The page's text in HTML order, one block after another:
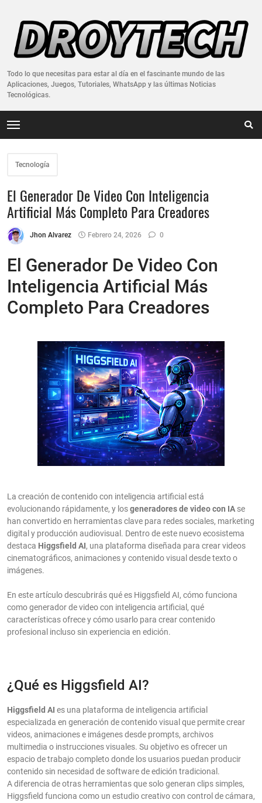
Todo lo que necesitas para estar al día en el fascinante mundo de las
Aplicaciones, Juegos, Tutoriales, WhatsApp y las últimas Noticias
Tecnológicas.
Tecnología
El Generador De Video Con Inteligencia
Artificial Más Completo Para Creadores
Jhon Alvarez Febrero 24, 2026 0
El Generador De Video Con
Inteligencia Artificial Más
Completo Para Creadores
La creación de contenido con inteligencia artificial está
evolucionando rápidamente, y losgeneradores de video con IAse
han convertido en herramientas clave para redes sociales, marketing
digital y producción audiovisual. Dentro de este nuevo ecosistema
destaca Higgsfield AI, una plataforma diseñada para crear videos
cinematográficos, animaciones y contenido visual desde texto o
imágenes.
En este artículo descubrirás qué es Higgsfield AI, cómo funciona
como generador de video con inteligencia artificial, qué
características ofrece y cómo usarlo para crear contenido
profesional incluso sin experiencia en edición.
¿Qué es Higgsfield AI?
Higgsfield AI es una plataforma de inteligencia artificial
especializada en generación de contenido visual que permite crear
videos, animaciones e imágenes desde prompts, archivos
multimedia o instrucciones visuales. Su objetivo es ofrecer un
espacio de trabajo completo donde los usuarios puedan producir
contenido sin necesidad de software de edición tradicional.
A diferencia de otras herramientas que solo generan clips simples,
Higgsfield funciona como un estudio creativo con control de cámara,